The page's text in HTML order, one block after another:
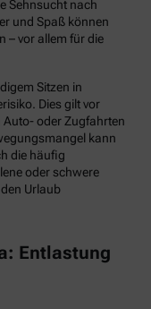
Sehnsucht nach
und Spaß können
– vor allem für die
Sitzen in
Dies gilt vor
Auto- oder Zugfahrten
kann
die häufig
oder schwere
Urlaub
Entlastung